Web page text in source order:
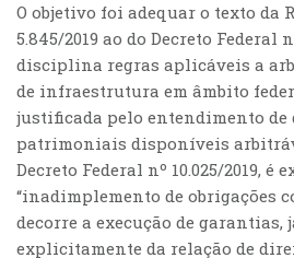
O objetivo foi adequar o texto da
5.845/2019 ao do Decreto Federal
disciplina regras aplicáveis a
de infraestrutura em âmbito
justificada pelo entendimento de
patrimoniais disponíveis
Decreto Federal nº 10.025/2019, é
“inadimplemento de obrigações
decorre a execução de garantias,
explicitamente da relação de